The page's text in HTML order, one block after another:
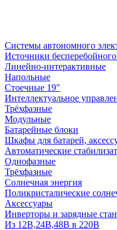
Системы автономного
Источники
Линейно-интерактивные
Напольные
Стоечные 19"
Интеллектуальное
Трёхфазные
Модульные
Батарейные блоки
Шкафы для батарей,
Автоматические
Однофазные
Трёхфазные
Солнечная энергия
Поликристалические
Аксессуары
Инверторы и зарядные
Из 12В,24В,48В в 220В